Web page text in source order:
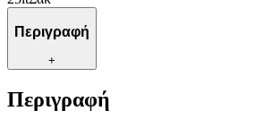
Περιγραφή
+
Περιγραφή